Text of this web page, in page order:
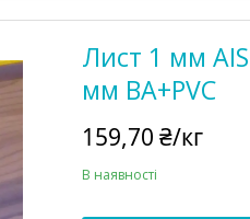
Лист 1 мм
мм BA+PVC
159,70 ₴/кг
В наявності